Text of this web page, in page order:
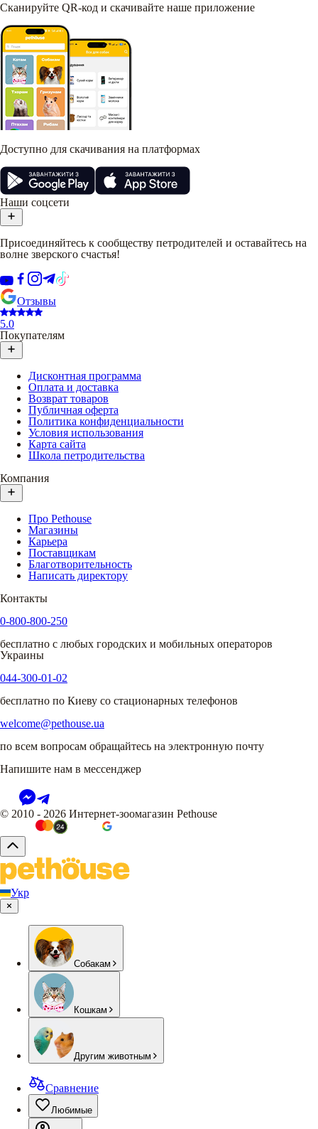
Сканируйте QR-код и скачивайте наше приложение
Доступно для скачивания на платформах
Наши соцсети
Присоединяйтесь к сообществу петродителей и оставайтесь на
волне зверского счастья!
Отзывы
5.0
Покупателям
Дисконтная программа
Оплата и доставка
Возврат товаров
Публичная оферта
Политика конфиденциальности
Условия использования
Карта сайта
Школа петродительства
Компания
Про Pethouse
Магазины
Карьера
Поставщикам
Благотворительность
Написать директору
Контакты
0-800-800-250
бесплатно с любых городских и мобильных операторов
Украины
044-300-01-02
бесплатно по Киеву со стационарных телефонов
welcome@pethouse.ua
по всем вопросам обращайтесь на электронную почту
Напишите нам в мессенджер
© 2010 - 2026 Интернет-зоомагазин Pethouse
Укр
Собакам
Кошкам
Другим животным
Сравнение
Любимые